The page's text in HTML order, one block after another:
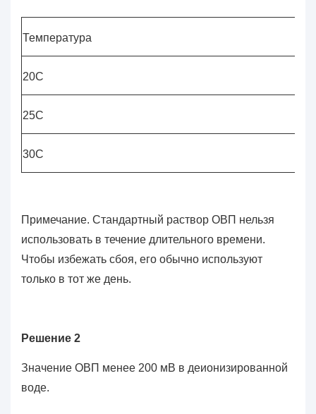
Температура
20C
25C
30C
Примечание. Стандартный раствор ОВП нельзя
использовать в течение длительного времени.
Чтобы избежать сбоя, его обычно используют
только в тот же день.
Решение 2
Значение ОВП менее 200 мВ в деионизированной
воде.